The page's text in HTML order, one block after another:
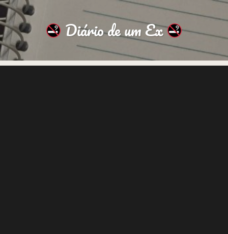
Diário de um Ex